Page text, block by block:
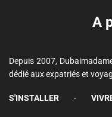
A
Depuis 2007,
dédié aux expatriés et
S'INSTALLER -